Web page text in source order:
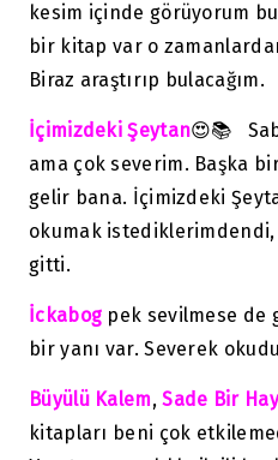
kesim içinde görüyorum
bir kitap var o
Biraz araştırıp bulacağım.
İçimizdeki Şeytan😍📚
ama çok severim. Başka
gelir bana. İçimizdeki
okumak
gitti.
İckabog pek sevilmese de
bir yanı var. Severek
Büyülü Kalem,Sade Bir
kitapları beni çok